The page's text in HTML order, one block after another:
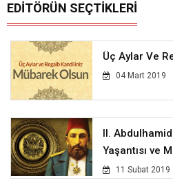
EDİTÖRÜN SEÇTİKLERİ
Üç Aylar Ve
04 Mart 2019
II.
Yaşantısı ve
11 Subat 2019